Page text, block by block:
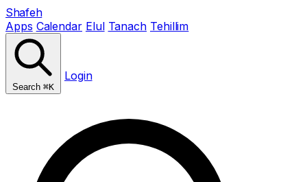
Shafeh
Apps Calendar Elul Tanach Tehillim
Search ⌘K
Login